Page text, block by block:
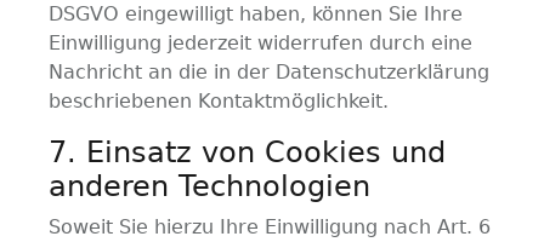
DSGVO eingewilligt haben, können Sie Ihre
Einwilligung jederzeit widerrufen durch eine
Nachricht an die in der Datenschutzerklärung
beschriebenen Kontaktmöglichkeit.
7. Einsatz von Cookies und
anderen Technologien
Soweit Sie hierzu Ihre Einwilligung nach Art. 6